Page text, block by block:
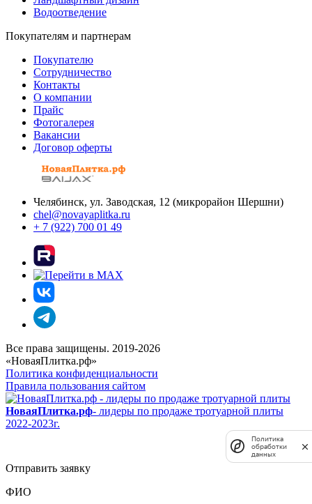
Водоотведение
Покупателям и партнерам
Покупателю
Сотрудничество
Контакты
О компании
Прайс
Фотогалерея
Вакансии
Договор оферты
Челябинск, ул. Заводская, 12 (микрорайон Шершни)
chel@novayaplitka.ru
+ 7 (922) 700 01 49
Все права защищены. 2019-2026
«НоваяПлитка.рф»
Политика конфиденциальности
Правила пользования сайтом
НоваяПлитка.рф- лидеры по продаже тротуарной плиты
2022-2023г.
Отправить заявку
ФИО
Политика
обработки
данных